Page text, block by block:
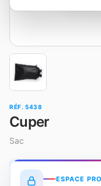
RÉF. 5438
Cuper
Sac
ESPACE